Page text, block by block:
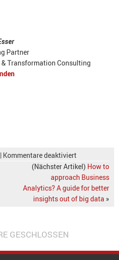
Partner
Transformation Consulting
| Kommentare deaktiviert
(Nächster Artikel) How to
approach Business
Analytics? A guide for better
insights out of big data »
GESCHLOSSEN